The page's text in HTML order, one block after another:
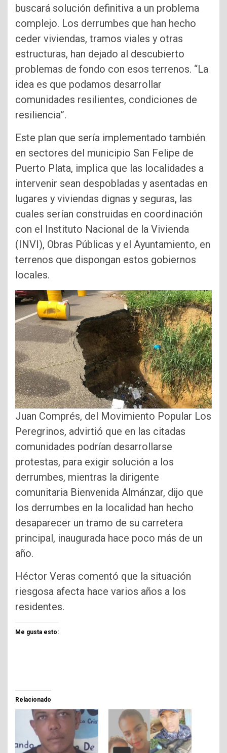
buscará solución definitiva a un problema
complejo. Los derrumbes que han hecho
ceder viviendas, tramos viales y otras
estructuras, han dejado al descubierto
problemas de fondo con esos terrenos. “La
idea es que podamos desarrollar
comunidades resilientes, condiciones de
resiliencia”.
Este plan que sería implementado también
en sectores del municipio San Felipe de
Puerto Plata, implica que las localidades a
intervenir sean despobladas y asentadas en
lugares y viviendas dignas y seguras, las
cuales serían construidas en coordinación
con el Instituto Nacional de la Vivienda
(INVI), Obras Públicas y el Ayuntamiento, en
terrenos que dispongan estos gobiernos
locales.
Juan Comprés, del Movimiento Popular Los
Peregrinos, advirtió que en las citadas
comunidades podrían desarrollarse
protestas, para exigir solución a los
derrumbes, mientras la dirigente
comunitaria Bienvenida Almánzar, dijo que
los derrumbes en la localidad han hecho
desaparecer un tramo de su carretera
principal, inaugurada hace poco más de un
año.
Héctor Veras comentó que la situación
riesgosa afecta hace varios años a los
residentes.
Me gusta esto:
Relacionado